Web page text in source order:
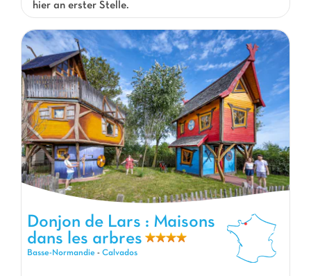
hier an erster Stelle.
Donjon de Lars : Maisons dans les arbres, Campingplatz Basse-
Normandie
Donjon de Lars : Maisons
dans les arbres
Basse-Normandie - Calvados